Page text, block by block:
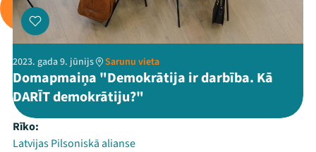
2023. gada 9. jūnijs Sarunu vieta
Domapmaiņa "Demokrātija ir darbība. Kā
DARĪT demokrātiju?"
Rīko:
Latvijas Pilsoniskā alianse